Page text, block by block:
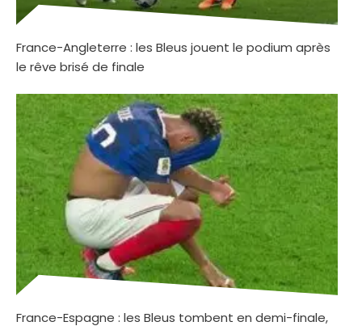
France-Angleterre : les Bleus jouent le podium après
le rêve brisé de finale
France-Espagne : les Bleus tombent en demi-finale,